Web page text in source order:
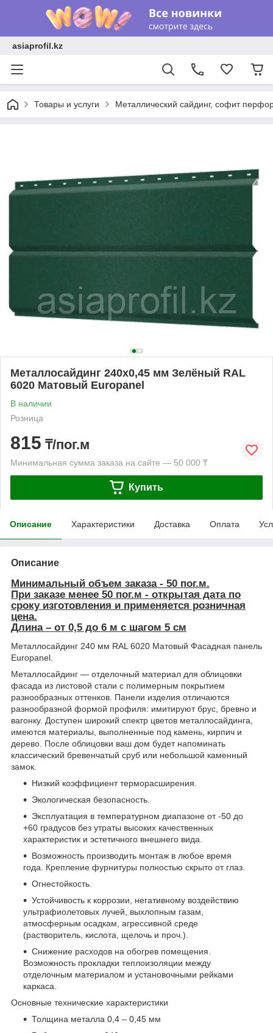
asiaprofil.kz
Товары и услуги Металлический сайдинг, софит
Металлосайдинг 240х0,45 мм Зелёный RAL
6020 Матовый Europanel
В наличии
Розница
815 ₸/пог.м
Минимальная сумма заказа на сайте — 50 000 ₸
Купить
Описание Характеристики Доставка Оплата
Описание
Минимальный объем заказа - 50 пог.м.
При заказе менее 50 пог.м - открытая дата по
сроку изготовления и применяется розничная
цена.
Длина – от 0,5 до 6 м с шагом 5 см
Металлосайдинг 240 мм RAL 6020 Матовый Фасадная панель
Europanel.
Металлосайдинг — отделочный материал для облицовки
фасада из листовой стали с полимерным покрытием
разнообразных оттенков. Панели изделия отличаются
разнообразной формой профиля: имитируют брус, бревно и
вагонку. Доступен широкий спектр цветов металлосайдинга,
имеются материалы, выполненные под камень, кирпич и
дерево. После облицовки ваш дом будет напоминать
классический бревенчатый сруб или небольшой каменный
замок.
Низкий коэффициент терморасширения.
Экологическая безопасность.
Эксплуатация в температурном диапазоне от -50 до
+60 градусов без утраты высоких качественных
характеристик и эстетичного внешнего вида.
Возможность производить монтаж в любое время
года. Крепление фурнитуры полностью скрыто от глаз.
Огнестойкость.
Устойчивость к коррозии, негативному воздействию
ультрафиолетовых лучей, выхлопным газам,
атмосферным осадкам, агрессивной среде
(растворитель, кислота, щелочь и проч.).
Снижение расходов на обогрев помещения.
Возможность прокладки теплоизоляции между
отделочным материалом и установочными рейками
каркаса.
Основные технические характеристики
Толщина металла 0,4 – 0,45 мм